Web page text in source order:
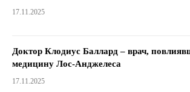
17.11.2025
Доктор Клодиус Баллард – врач,
медицину Лос-Анджелеса
17.11.2025